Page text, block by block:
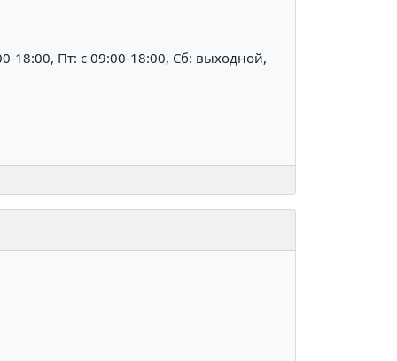
18:00, Пт: c 09:00-18:00, Сб: выходной,